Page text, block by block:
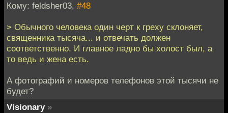
Кому: feldsher03, #48
> Обычного человека один черт к греху склоняет,
священника тысяча... и отвечать должен
соответственно. И главное ладно бы холост был, а
то ведь и жена есть.
А фотографий и номеров телефонов этой тысячи не
будет?
Visionary »